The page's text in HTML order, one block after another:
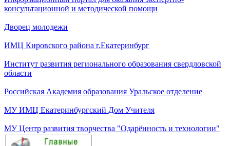
консультационной и методической помощи
Дворец молодежи
ИМЦ Кировского района г.Екатеринбург
Институт развития регионального образования свердловской
области
Российская Академия образования Уральское отделение
МУ ИМЦ Екатеринбургский Дом Учителя
МУ Центр развития творчества "Одарённость и технологии"